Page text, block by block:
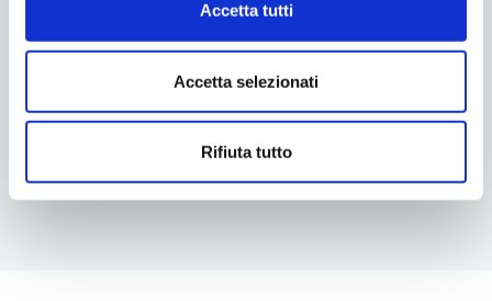
Accetta tutti
Accetta selezionati
Rifiuta tutto
posizionamento
Dimensione della piscina: Ø300 x 120 cm
Spessore del liner: 60/100
Referenza: PR3013FE